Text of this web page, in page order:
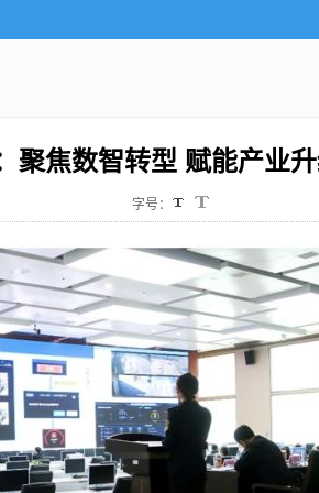
聚焦数智转型 赋能产业
字号：